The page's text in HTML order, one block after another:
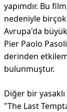
yapımdır. Bu
nedeniyle
Avrupa'da
Pier Paolo
derinden
bulunmuştur.
Diğer bir
"The Last